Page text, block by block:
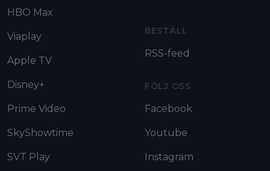
HBO Max
Viaplay
Apple TV
Disney+
Prime Video
SkyShowtime
SVT Play
BESTÄLL
RSS-feed
FÖLJ OSS
Facebook
Youtube
Instagram